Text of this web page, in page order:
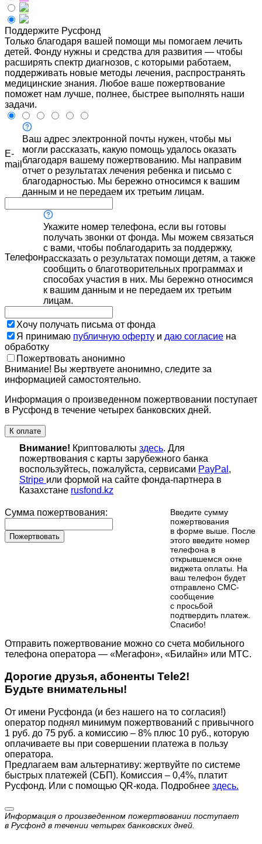
Поддержите Русфонд
Только благодаря вашей помощи мы помогаем лечить
детей. Фонду нужны и средства для развития — чтобы
расширять спектр диагнозов, с которыми работаем,
поддерживать новые методы лечения, распространять
медицинские знания. Любое ваше пожертвование
поможет нам лучше, полнее, быстрее выполнять наши
задачи.
E-
mail
Ваш адрес электронной почты нужен, чтобы мы
могли рассказать, какую помощь удалось оказать
благодаря вашему пожертвованию. Мы направим
отчет о результатах лечения ребенка и письмо с
благодарностью. Мы бережно относимся к вашим
данным и не передаем их третьим лицам.
Телефон
Укажите номер телефона, если вы готовы
получать звонки от фонда. Мы можем связаться
с вами, чтобы поблагодарить за поддержку,
рассказать о результатах помощи детям, а также
сообщить о благотворительных программах и
способах участия в них. Мы бережно относимся
к вашим данным и не передаем их третьим
лицам.
Хочу получать письма от фонда
Я принимаю публичную оферту и даю согласие на
обработку
Пожертвовать анонимно
Внимание! Вы жертвуете анонимно, следите за
информацией самостоятельно.
Информация о произведенном пожертвовании поступает
в Русфонд в течение четырех банковских дней.
К оплате
Внимание! Криптовалюты здесь. Для
пожертвования с карты зарубежного банка
воспользуйтесь, пожалуйста, сервисами PayPal ,
Stripe или формой на сайте фонда-партнера в
Казахстане rusfond.kz
Сумма пожертвования:
Пожертвовать
Введите сумму
пожертвования
в форме выше. После
этого введите номер
телефона в
открывшемся окне
виджета оплаты. На
ваш телефон будет
отправлено СМС-
сообщение
с просьбой
подтвердить платеж.
Cпасибо!
Отправить пожертвование можно со счета мобильного
телефона оператора — «Мегафон», «Билайн» или МТС.
Дорогие друзья, абоненты Tele2!
Будьте внимательны!
От имени Русфонда (и без нашего на то согласия!)
оператор поднял минимум пожертвований с привычного
1 руб. до 75 руб. а комиссию – 8% плюс 10 руб., которую
оплачиваете вы при совершении платежа в пользу
оператора.
Предлагаем вам альтернативу: жертвуйте по cистеме
быстрых платежей (СБП). Комиссия – 0,4%, платит
Русфонд. Или с помощью QR-кода. Подробнее здесь.
Информация о произведенном пожертвовании поступает
в Русфонд в течении четырех банковских дней.